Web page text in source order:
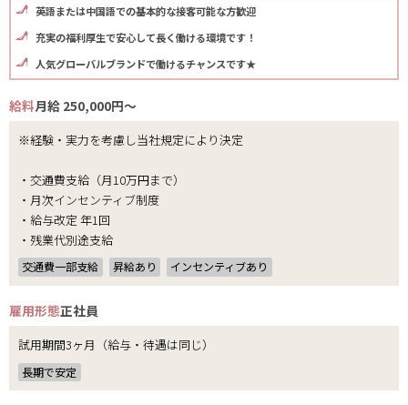
英語または中国語での基本的な接客可能な方歓迎
充実の福利厚生で安心して長く働ける環境です！
人気グローバルブランドで働けるチャンスです★
給料月給 250,000円～
※経験・実力を考慮し当社規定により決定
・交通費支給（月10万円まで）
・月次インセンティブ制度
・給与改定 年1回
・残業代別途支給
交通費一部支給 昇給あり インセンティブあり
雇用形態正社員
試用期間3ヶ月（給与・待遇は同じ）
長期で安定